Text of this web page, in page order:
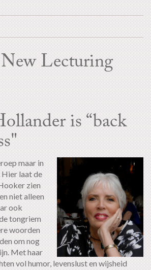
Lecturing
is “back
maar in
Hier laat de
zien
niet alleen
ook
tongriem
woorden
om nog
Met haar
vol humor, levenslust en wijsheid